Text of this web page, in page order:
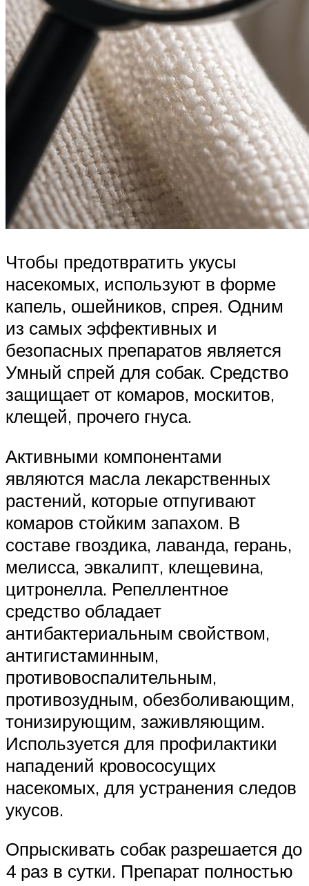
Чтобы предотвратить укусы
насекомых, используют в форме
капель, ошейников, спрея. Одним
из самых эффективных и
безопасных препаратов является
Умный спрей для собак. Средство
защищает от комаров, москитов,
клещей, прочего гнуса.
Активными компонентами
являются масла лекарственных
растений, которые отпугивают
комаров стойким запахом. В
составе гвоздика, лаванда, герань,
мелисса, эвкалипт, клещевина,
цитронелла. Репеллентное
средство обладает
антибактериальным свойством,
антигистаминным,
противовоспалительным,
противозудным, обезболивающим,
тонизирующим, заживляющим.
Используется для профилактики
нападений кровососущих
насекомых, для устранения следов
укусов.
Опрыскивать собак разрешается до
4 раз в сутки. Препарат полностью